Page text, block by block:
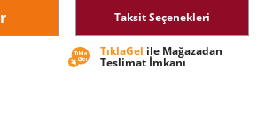
deneyim... Kitap, bu yaşam öyküsünün
son derece sade ve akıcı bir anlatımla
bu ruhun ‘71 Hareketi’ne katılan
nasıl kristalize olduğunu
Taksit Seçenekleri
TıklaGel ile Mağazadan
Teslimat İmkanı